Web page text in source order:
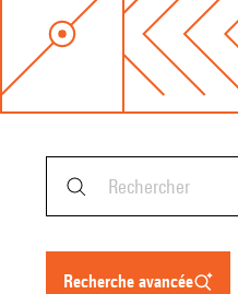
recherche avancée